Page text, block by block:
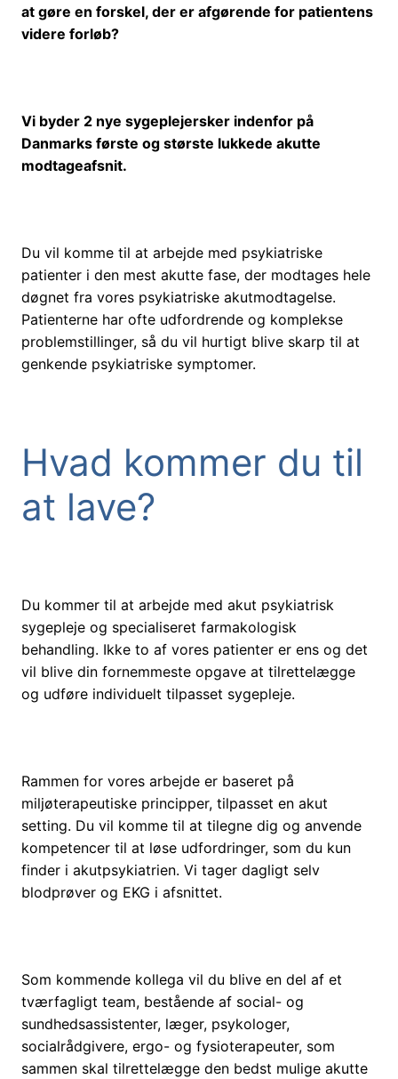
at gøre en forskel, der er afgørende for patientens
videre forløb?
Vi byder 2 nye sygeplejersker indenfor på
Danmarks første og største lukkede akutte
modtageafsnit.
Du vil komme til at arbejde med psykiatriske
patienter i den mest akutte fase, der modtages hele
døgnet fra vores psykiatriske akutmodtagelse.
Patienterne har ofte udfordrende og komplekse
problemstillinger, så du vil hurtigt blive skarp til at
genkende psykiatriske symptomer.
Hvad kommer du til
at lave?
Du kommer til at arbejde med akut psykiatrisk
sygepleje og specialiseret farmakologisk
behandling. Ikke to af vores patienter er ens og det
vil blive din fornemmeste opgave at tilrettelægge
og udføre individuelt tilpasset sygepleje.
Rammen for vores arbejde er baseret på
miljøterapeutiske principper, tilpasset en akut
setting. Du vil komme til at tilegne dig og anvende
kompetencer til at løse udfordringer, som du kun
finder i akutpsykiatrien. Vi tager dagligt selv
blodprøver og EKG i afsnittet.
Som kommende kollega vil du blive en del af et
tværfagligt team, bestående af social- og
sundhedsassistenter, læger, psykologer,
socialrådgivere, ergo- og fysioterapeuter, som
sammen skal tilrettelægge den bedst mulige akutte